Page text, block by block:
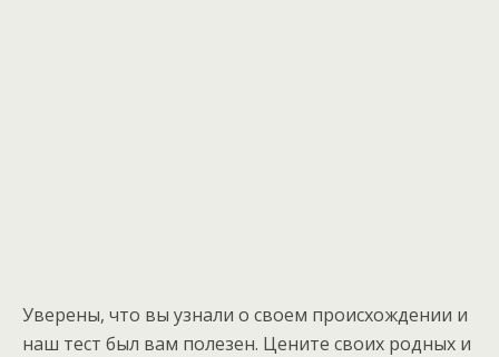
Уверены, что вы узнали о своем происхождении и
наш тест был вам полезен. Цените своих родных и